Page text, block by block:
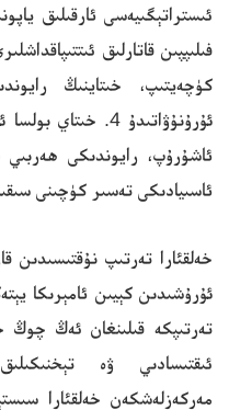
ئىستراتېگىيەسى ئارقىلىق
فىلىپپىن قاتارلىق
كۈچەيتىپ، خىتاينىڭ
ئۇرۇنۇۋاتىدۇ 4.
ئاشۇرۇپ، رايوندىكى ھەربىي
ئاسىيادىكى تەسىر كۈچىنى
خەلقئارا تەرتىپ نۇقتىسىدىن
ئۇرۇشىدىن كېيىن ئامېرىكا
تەرتىپكە قىلىنغان ئەڭ چوڭ
ئىقتىسادىي ۋە
مەركەزلەشكەن خەلقئارا